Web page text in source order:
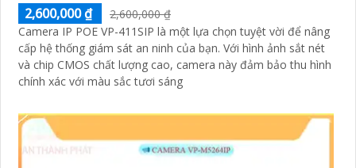
2,600,000 ₫
2,600,000 ₫
Camera IP POE VP-411SIP là một lựa chọn tuyệt vời để nâng
cấp hệ thống giám sát an ninh của bạn. Với hình ảnh sắt nét
và chip CMOS chất lượng cao, camera này đảm bảo thu hình
chính xác với màu sắc tươi sáng